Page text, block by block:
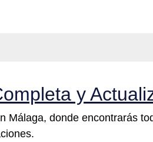
y
donde encontrarás